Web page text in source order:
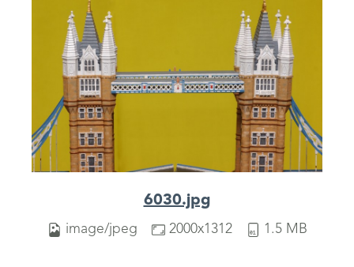
6030.jpg
image/jpeg 2000x1312 1.5 MB